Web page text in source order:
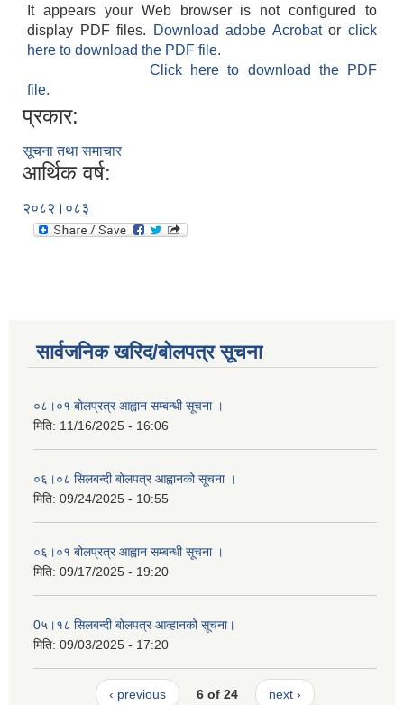
It appears your Web browser is not configured to
display PDF files.
Download adobe Acrobatorclick
here to download the PDF file.
Click here to download the PDF
file.
प्रकार:
सूचना तथा समाचार
आर्थिक वर्ष:
२०८२।०८३
सार्वजनिक खरिद/बोलपत्र सूचना
०८।०१ बोलप्रत्र आह्वान सम्बन्धी सूचना ।
मिति: 11/16/2025 - 16:06
०६।०८ सिलबन्दी बोलपत्र आह्वानको सूचना ।
मिति: 09/24/2025 - 10:55
०६।०१ बोलप्रत्र आह्वान सम्बन्धी सूचना ।
मिति: 09/17/2025 - 19:20
0५।१८ सिलबन्दी बोलपत्र आव्हानको सूचना।
मिति: 09/03/2025 - 17:20
‹ previous 6 of 24 next ›